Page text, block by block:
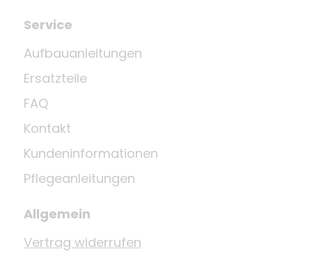
Service
Aufbauanleitungen
Ersatzteile
FAQ
Kontakt
Kundeninformationen
Pflegeanleitungen
Allgemein
Vertrag widerrufen